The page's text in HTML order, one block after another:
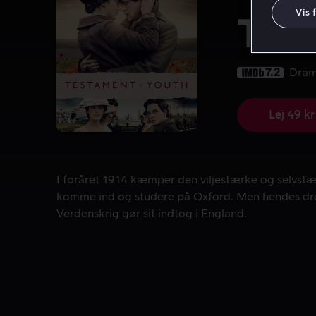
7.2
Lej 49 kr
I foråret 1914 kæmper den viljestærke og
I foråret 1914 kæmper den viljestærke og
komme ind og studere på Oxford. Men hendes
Verdenskrig gør sit indtog i England.
Vis